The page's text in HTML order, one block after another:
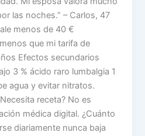
las noches.” – Carlos, 47
menos de 40 €
que mi tarifa de
Efectos secundarios
3 % ácido raro lumbalgia 1
agua y evitar nitratos.
receta? No es
médica digital. ¿Cuánto
diariamente nunca baja